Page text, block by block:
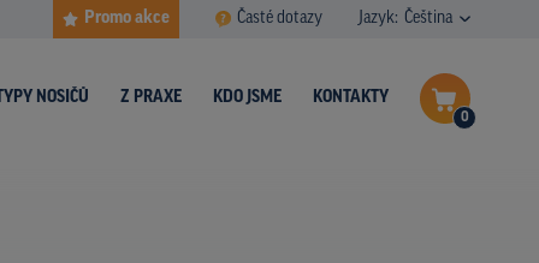
Promo akce Časté dotazy Jazyk: Čeština
0
NOSIČŮ Z PRAXE KDO JSME KONTAKTY